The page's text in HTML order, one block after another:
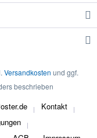
Versandkosten und ggf.
beschrieben
Kontakt